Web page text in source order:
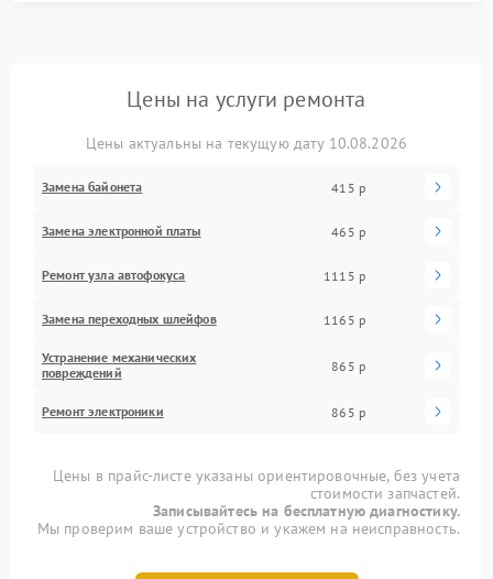
Цены на услуги ремонта
Цены актуальны на текущую дату 10.08.2026
Замена байонета 415 р
Замена электронной платы 465 р
Ремонт узла автофокуса 1115 р
Замена переходных шлейфов 1165 р
Устранение механических
повреждений
865 р
Ремонт электроники 865 р
Цены в прайс-листе указаны ориентировочные, без учета
стоимости запчастей.
Записывайтесь на бесплатную диагностику.
Мы проверим ваше устройство и укажем на неисправность.